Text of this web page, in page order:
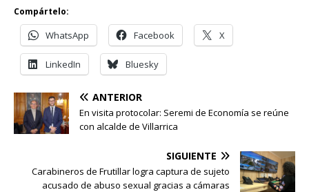
Compártelo:
WhatsApp Facebook X
LinkedIn Bluesky
ANTERIOR
En visita protocolar: Seremi de Economía se reúne
con alcalde de Villarrica
SIGUIENTE
Carabineros de Frutillar logra captura de sujeto
acusado de abuso sexual gracias a cámaras